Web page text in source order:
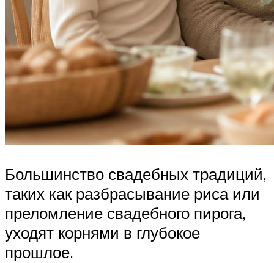
Большинство свадебных традиций,
таких как разбрасывание риса или
преломление свадебного пирога,
уходят корнями в глубокое
прошлое.